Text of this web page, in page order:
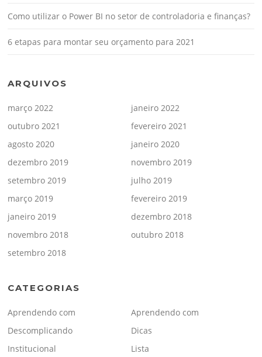
Como utilizar o Power BI no setor de controladoria e finanças?
6 etapas para montar seu orçamento para 2021
ARQUIVOS
março 2022
janeiro 2022
outubro 2021
fevereiro 2021
agosto 2020
janeiro 2020
dezembro 2019
novembro 2019
setembro 2019
julho 2019
março 2019
fevereiro 2019
janeiro 2019
dezembro 2018
novembro 2018
outubro 2018
setembro 2018
CATEGORIAS
Aprendendo com
Aprendendo com
Descomplicando
Dicas
Institucional
Lista